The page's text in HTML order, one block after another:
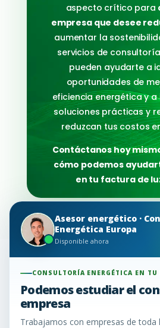
aspecto crítico para
empresa que desee
aumentar la
servicios de
pueden ayudarte a
oportunidades de
eficiencia energética y
soluciones prácticas y
reduzcan tus costos
Contáctanos hoy
cómo podemos
en tu factura de
F.A.Q
Asesor energético ·
Energética Europa
Disponible ahora
CONSULTORÍA ENERGÉTICA EN TU
Podemos estudiar el
empresa
Trabajamos con empresas de toda